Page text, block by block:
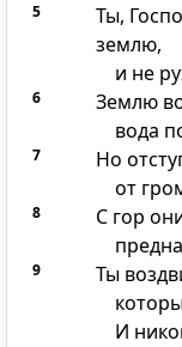
5
Ты,
землю,
и не
6
Землю
вода
7
Но
от
8
С гор
9
Ты
И